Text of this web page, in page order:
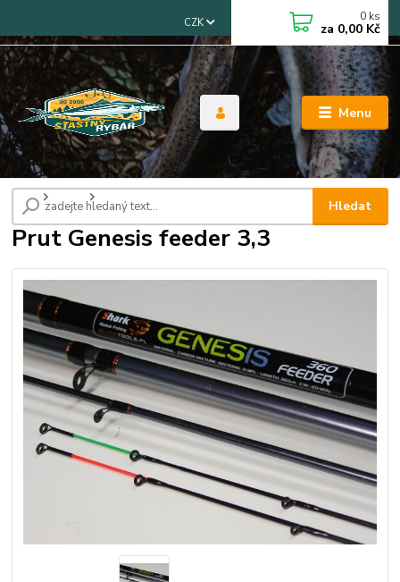
Menu
CZK
Hledat
0 ks
za 0,00 Kč
Úvod Pruty Prut Genesis feeder 3,3
Prut Genesis feeder 3,3